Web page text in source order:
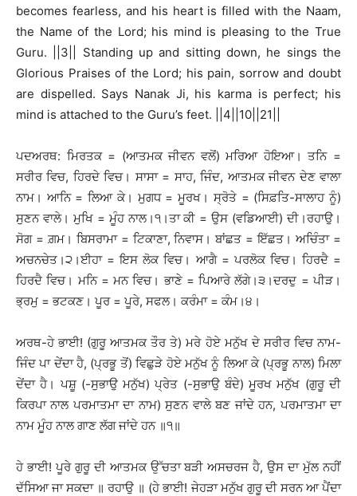
becomes fearless, and his heart is filled with the Naam,
the Name of the Lord; his mind is pleasing to the True
Guru. ||3|| Standing up and sitting down, he sings the
Glorious Praises of the Lord; his pain, sorrow and doubt
are dispelled. Says Nanak Ji, his karma is perfect; his
mind is attached to the Guru’s feet. ||4||10||21||
ਪਦਅਰਥ: ਮਿਰਤਕ = (ਆਤਮਕ ਜੀਵਨ ਵਲੋਂ) ਮਰਿਆ ਹੋਇਆ। ਤਨਿ =
ਸਰੀਰ ਵਿਚ, ਹਿਰਦੇ ਵਿਚ। ਸਾਸਾ = ਸਾਹ, ਜਿੰਦ, ਆਤਮਕ ਜੀਵਨ ਦੇਣ ਵਾਲਾ
ਨਾਮ। ਆਨਿ = ਲਿਆ ਕੇ। ਮੁਗਧ = ਮੂਰਖ। ਸ੍ਰੋਤੇ = (ਸਿਫ਼ਤਿ-ਸਾਲਾਹ ਨੂੰ)
ਸੁਣਨ ਵਾਲੇ। ਮੁਖਿ = ਮੂੰਹ ਨਾਲ।੧।ਤਾ ਕੀ = ਉਸ (ਵਡਿਆਈ) ਦੀ।ਰਹਾਉ।
ਸੋਗ = ਗ਼ਮ। ਬਿਸਰਾਮਾ = ਟਿਕਾਣਾ, ਨਿਵਾਸ। ਬਾਂਛਤ = ਇੱਛਤ। ਅਚਿੰਤਾ =
ਅਚਨਚੇਤ।੨।ਈਹਾ = ਇਸ ਲੋਕ ਵਿਚ। ਆਗੈ = ਪਰਲੋਕ ਵਿਚ। ਹਿਰਦੈ =
ਹਿਰਦੈ ਵਿਚ। ਮਨਿ = ਮਨ ਵਿਚ। ਭਾਣੇ = ਪਿਆਰੇ ਲੱਗੇ।੩।ਦਰਦੁ = ਪੀੜ।
ਭ੍ਰਮੁ = ਭਟਕਣ। ਪੂਰ = ਪੂਰੇ, ਸਫਲ। ਕਰੰਮਾ = ਕੰਮ।੪।
ਅਰਥ-ਹੇ ਭਾਈ! (ਗੁਰੂ ਆਤਮਕ ਤੌਰ ਤੇ) ਮਰੇ ਹੋਏ ਮਨੁੱਖ ਦੇ ਸਰੀਰ ਵਿਚ ਨਾਮ-
ਜਿੰਦ ਪਾ ਦੇਂਦਾ ਹੈ, (ਪ੍ਰਭੂ ਤੋਂ) ਵਿਛੁੜੇ ਹੋਏ ਮਨੁੱਖ ਨੂੰ ਲਿਆ ਕੇ (ਪ੍ਰਭੂ ਨਾਲ) ਮਿਲਾ
ਦੇਂਦਾ ਹੈ। ਪਸ਼ੂ (-ਸੁਭਾਉ ਮਨੁੱਖ) ਪ੍ਰੇਤ (-ਸੁਭਾਉ ਬੰਦੇ) ਮੂਰਖ ਮਨੁੱਖ (ਗੁਰੂ ਦੀ
ਕਿਰਪਾ ਨਾਲ ਪਰਮਾਤਮਾ ਦਾ ਨਾਮ) ਸੁਣਨ ਵਾਲੇ ਬਣ ਜਾਂਦੇ ਹਨ, ਪਰਮਾਤਮਾ ਦਾ
ਨਾਮ ਮੂੰਹ ਨਾਲ ਗਾਣ ਲੱਗ ਜਾਂਦੇ ਹਨ ॥੧॥
ਹੇ ਭਾਈ! ਪੂਰੇ ਗੁਰੂ ਦੀ ਆਤਮਕ ਉੱਚਤਾ ਬੜੀ ਅਸਚਰਜ ਹੈ, ਉਸ ਦਾ ਮੁੱਲ ਨਹੀਂ
ਦੱਸਿਆ ਜਾ ਸਕਦਾ ॥ ਰਹਾਉ ॥ (ਹੇ ਭਾਈ! ਜੇਹੜਾ ਮਨੁੱਖ ਗੁਰੂ ਦੀ ਸਰਨ ਆ ਪੈਂਦਾ